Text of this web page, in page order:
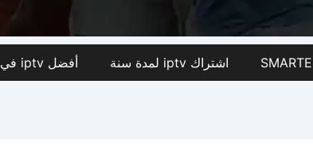
اشتراك iptv لمدة سنة أفضل iptv في السعودية